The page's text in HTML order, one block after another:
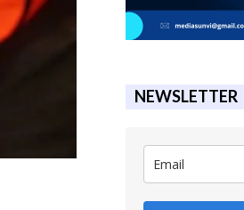
NEWSLETTER